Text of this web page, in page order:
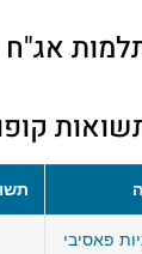
אג"ח
פאסיבי